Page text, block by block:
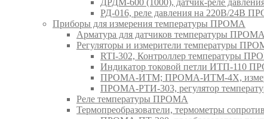
ДРДМ-600 (1000), датчик-реле
РД-016, реле давления на 220В/24В
Приборы для измерения температуры ПРОМА
Арматура для датчиков температуры ПРОМА
Регуляторы и измерители температуры
RTI-302, Контроллер температуры
Индикатор токовой петли ИТП-110
ПРОМА-ИТМ; ПРОМА-ИТМ-4Х,
ПРОМА-РТИ-303, регулятор
Реле температуры ПРОМА
Термопреобразователи, термометры